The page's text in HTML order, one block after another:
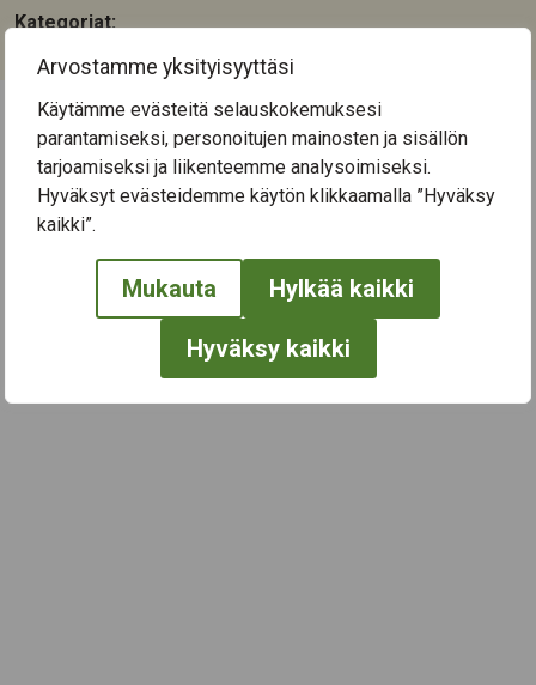
Arvostamme yksityisyyttäsi
Käytämme evästeitä selauskokemuksesi
parantamiseksi, personoitujen mainosten ja sisällön
tarjoamiseksi ja liikenteemme analysoimiseksi.
Hyväksyt evästeidemme käytön klikkaamalla ”Hyväksy
kaikki”.
Mukauta Hylkää kaikki
Hyväksy kaikki
Kategoriat:
← Näytä kaikki tapahtumat